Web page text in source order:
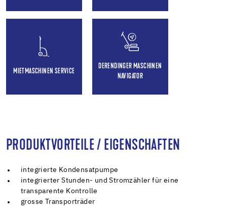
MIETMASCHINEN SERVICE
DERENDINGER MASCHINEN
NAVIGATOR
PRODUKTVORTEILE / EIGENSCHAFTEN
integrierte Kondensatpumpe
integrierter Stunden- und Stromzähler für eine
transparente Kontrolle
grosse Transporträder